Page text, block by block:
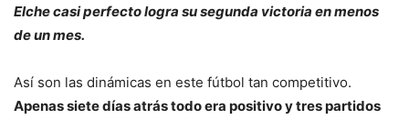
Elche casi perfecto logra su segunda victoria en menos
de un mes.
Así son las dinámicas en este fútbol tan competitivo.
Apenas siete días atrás todo era positivo y tres partidos